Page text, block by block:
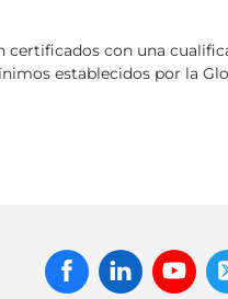
certificados con una
establecidos por la
FacebookLinked
In